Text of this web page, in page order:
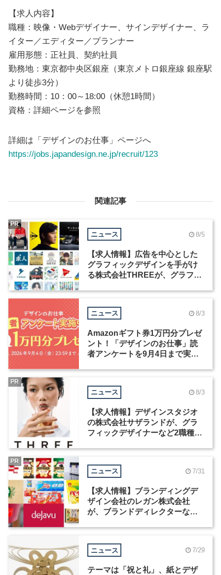
【求人内容】
職種：映像・Webデザイナー、サインデザイナー、ラ
イター／エディター／プランナー
雇用形態：正社員、契約社員
勤務地：東京都中央区銀座（東京メトロ銀座線 銀座駅
より徒歩3分）
勤務時間：10：00～18:00（休憩1時間）
資格：詳細ページを参照
詳細は「デザインのお仕事」ページへ
https://jobs.japandesign.ne.jp/recruit/123
関連記事
ニュース 8/5
【求人情報】広告を中心とした
グラフィックデザインを手がけ
る株式会社THREEが、グラフィ
PR
ニュース 8/3
Amazonギフト券1万円分プレゼ
ント！「デザインのお仕事」読
者アンケートを9月4日まで実施
ニュース 8/3
【求人情報】デザインスタジオ
の株式会社サザランドが、グラ
フィックデザイナーなど2職種を
PR
ニュース 7/31
【求人情報】ブランディングデ
ザイン会社のレガン株式会社
が、ブランドディレクターなど3
PR
ニュース 7/29
テーマは「祝と礼」、紙とデザ